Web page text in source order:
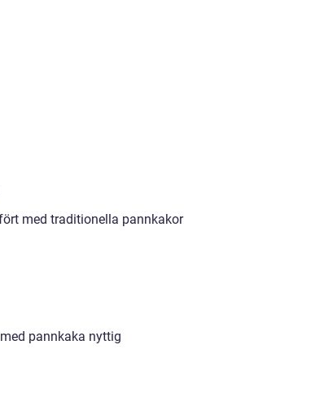
med traditionella pannkakor
pannkaka nyttig